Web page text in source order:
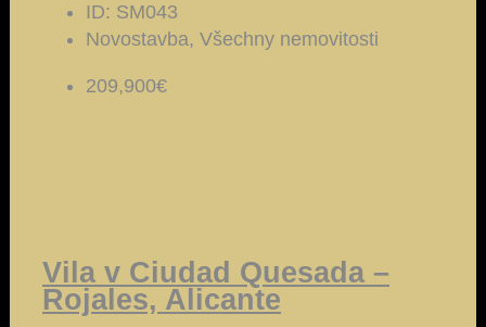
ID: SM043
Novostavba, Všechny nemovitosti
209,900€
Vila v Ciudad Quesada –
Rojales, Alicante